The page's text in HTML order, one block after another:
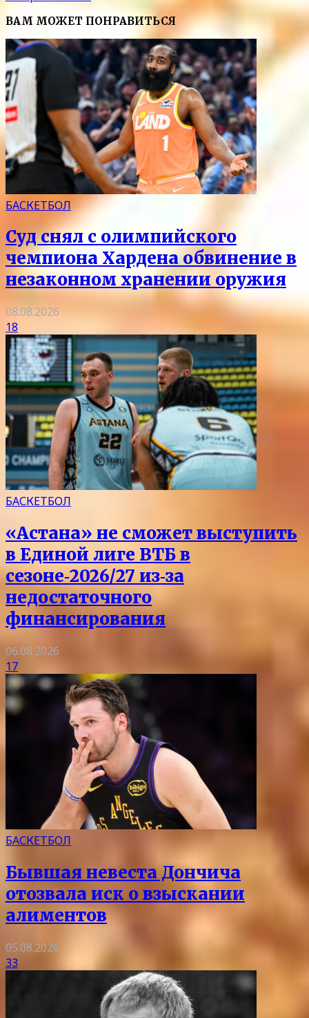
ВАМ МОЖЕТ ПОНРАВИТЬСЯ
БАСКЕТБОЛ
Суд снял с олимпийского
чемпиона Хардена обвинение в
незаконном хранении оружия
08.08.2026
18
БАСКЕТБОЛ
«Астана» не сможет выступить
в Единой лиге ВТБ в
сезоне‑2026/27 из‑за
недостаточного
финансирования
06.08.2026
17
БАСКЕТБОЛ
Бывшая невеста Дончича
отозвала иск о взыскании
алиментов
05.08.2026
33